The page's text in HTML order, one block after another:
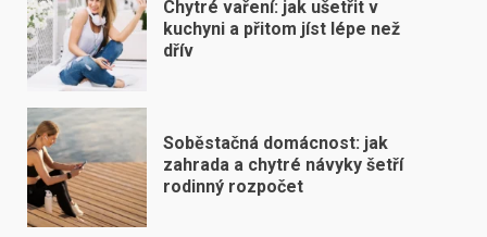
Chytré vaření: jak ušetřit v
kuchyni a přitom jíst lépe než
dřív
Soběstačná domácnost: jak
zahrada a chytré návyky šetří
rodinný rozpočet